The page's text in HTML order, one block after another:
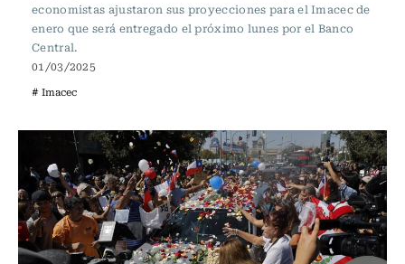
economistas ajustaron sus proyecciones para el Imacec de
enero que será entregado el próximo lunes por el Banco
Central.
01/03/2025
# Imacec